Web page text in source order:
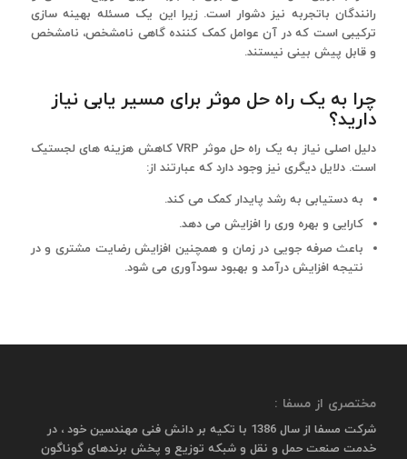
رانندگان باتجربه نیز دشوار است. زیرا این یک مسئله بهینه سازی
ترکیبی است که در آن عوامل کمک کننده گاهی نامشخص، نامشخص
و قابل پیش بینی نیستند.
چرا به یک راه حل موثر برای مسیر یابی نیاز
دارید؟
دلیل اصلی نیاز به یک راه حل موثر VRP کاهش هزینه های لجستیک
است. دلایل دیگری نیز وجود دارد که عبارتند از:
به دستیابی به رشد پایدار کمک می کند.
کارایی و بهره وری را افزایش می دهد.
باعث صرفه جویی در زمان و همچنین افزایش رضایت مشتری و در
نتیجه افزایش درآمد و بهبود سودآوری می شود.
مختصری از مسفا :
شرکت مسفا از سال 1386 با تکیه بر دانش فنی مهندسین خود ، در
خدمت صنعت حمل و نقل و شبکه توزیع و پخش برندهای گوناگون